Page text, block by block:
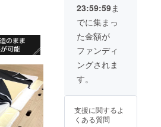
23:59:59ま
でに集まっ
た金額が
ファンディ
ングされま
す。
支援に関するよ
くある質問